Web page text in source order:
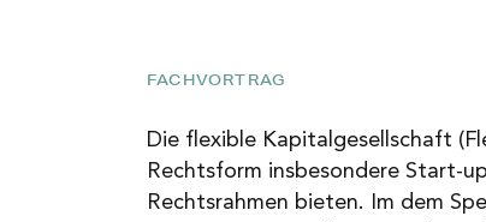
FACHVORTRAG
Die flexible Kapitalgesellschaft
Rechtsform insbesondere Start-
Rechtsrahmen bieten. Im dem